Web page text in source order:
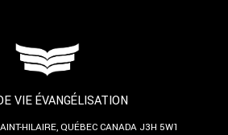
VIE ÉVANGÉLISATION
HILAIRE, QUÉBECCANADA J3H 5W1